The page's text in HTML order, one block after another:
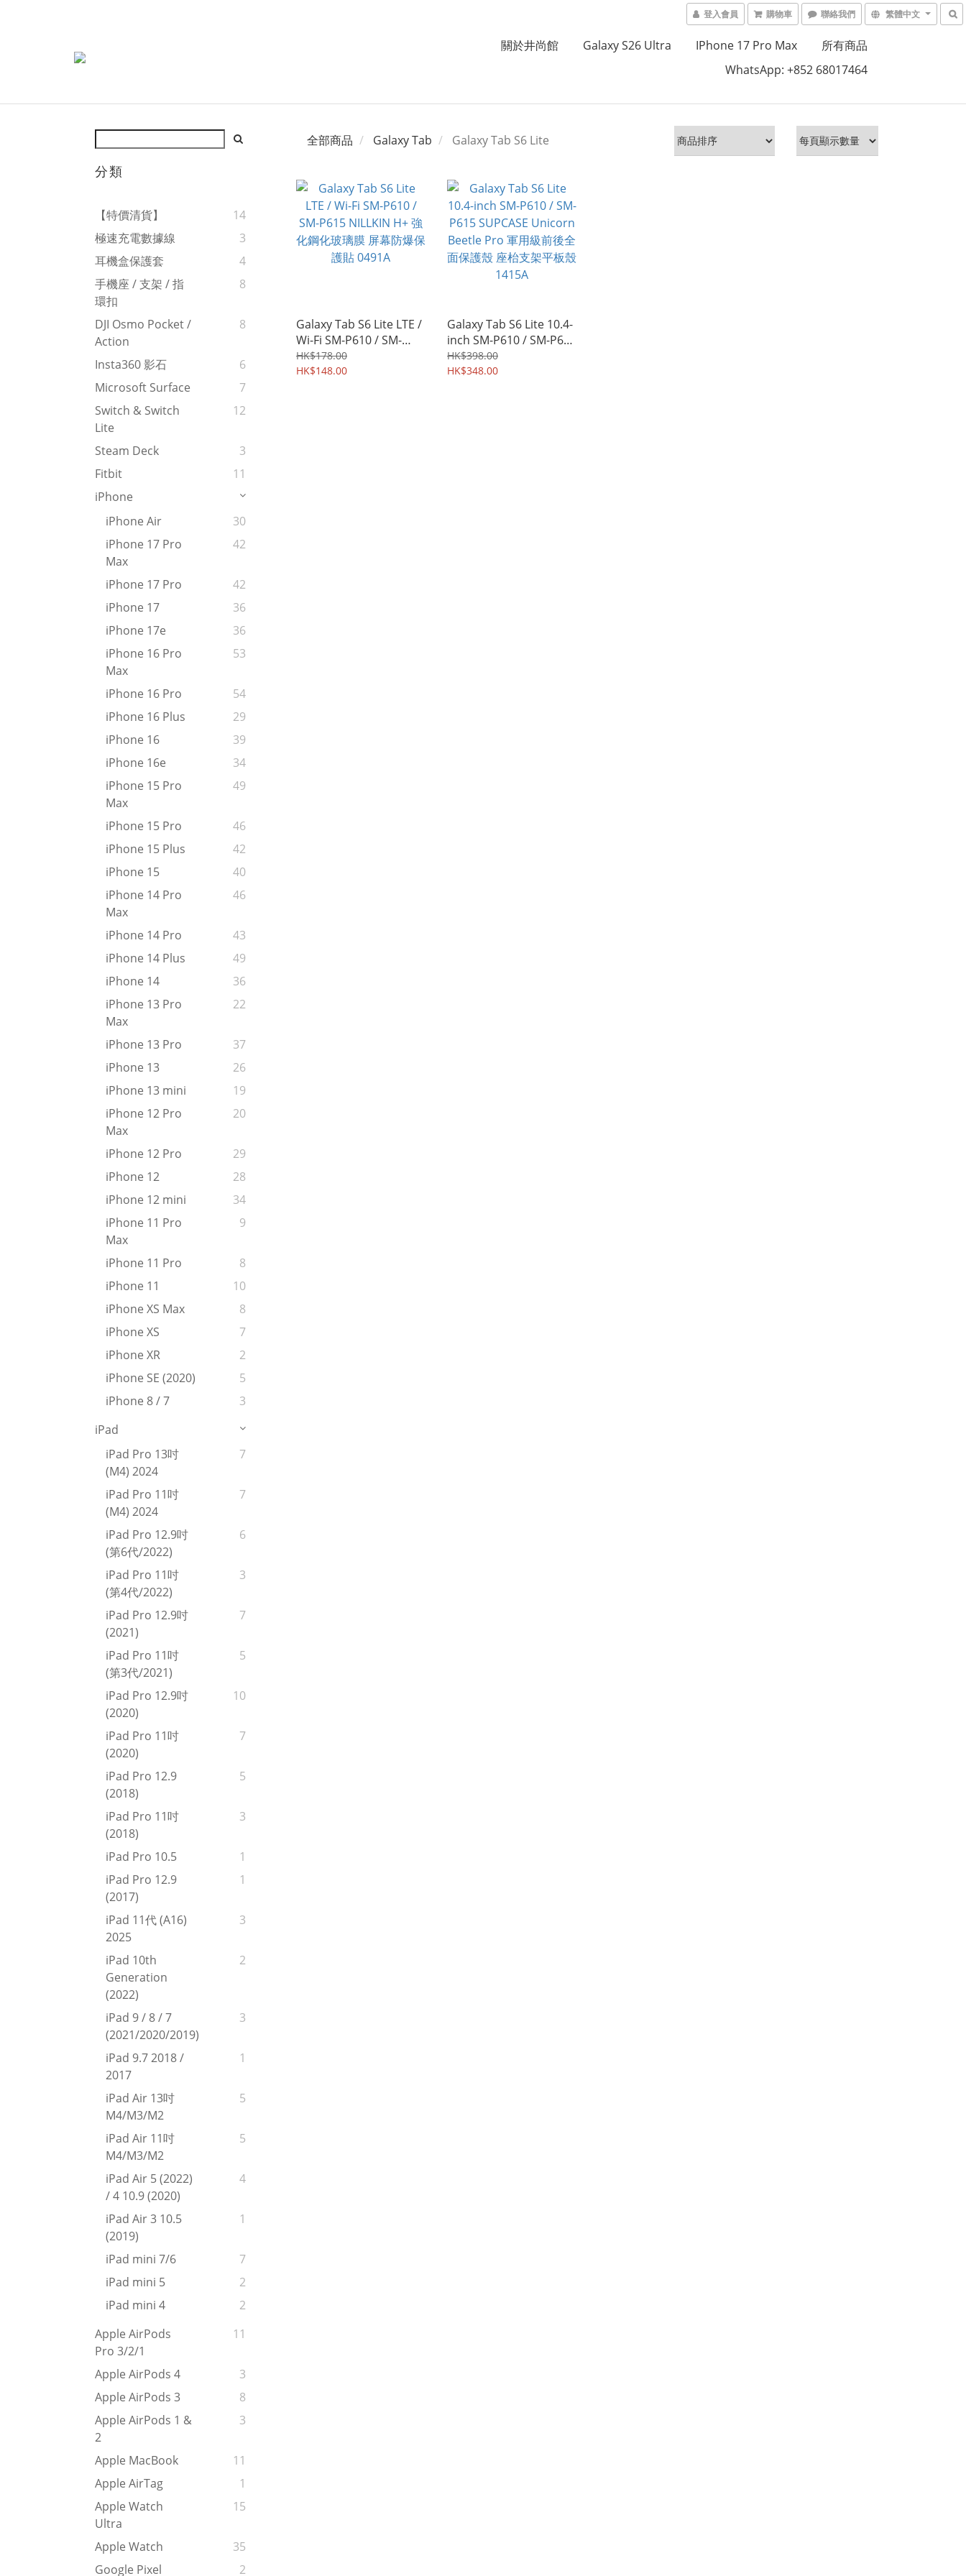
登入會員 購物車 聯絡我們 繁體中文
關於井尚館 Galaxy S26 Ultra IPhone 17 Pro Max
所有商品
WhatsApp: +852 68017464
分類
【特價清貨】
14
極速充電數據線
3
耳機盒保護套
4
手機座 / 支架 / 指
環扣
8
DJI Osmo Pocket /
Action
8
Insta360 影石
6
Microsoft Surface
7
Switch & Switch
Lite
12
Steam Deck
3
Fitbit
11
iPhone
iPhone Air
30
iPhone 17 Pro
Max
42
iPhone 17 Pro
42
iPhone 17
36
iPhone 17e
36
iPhone 16 Pro
Max
53
iPhone 16 Pro
54
iPhone 16 Plus
29
iPhone 16
39
iPhone 16e
34
iPhone 15 Pro
Max
49
iPhone 15 Pro
46
iPhone 15 Plus
42
iPhone 15
40
iPhone 14 Pro
Max
46
iPhone 14 Pro
43
iPhone 14 Plus
49
iPhone 14
36
iPhone 13 Pro
Max
22
iPhone 13 Pro
37
iPhone 13
26
iPhone 13 mini
19
iPhone 12 Pro
Max
20
iPhone 12 Pro
29
iPhone 12
28
iPhone 12 mini
34
iPhone 11 Pro
Max
9
iPhone 11 Pro
8
iPhone 11
10
iPhone XS Max
8
iPhone XS
7
iPhone XR
2
iPhone SE (2020)
5
iPhone 8 / 7
3
iPad
iPad Pro 13吋
(M4) 2024
7
iPad Pro 11吋
(M4) 2024
7
iPad Pro 12.9吋
(第6代/2022)
6
iPad Pro 11吋
(第4代/2022)
3
iPad Pro 12.9吋
(2021)
7
iPad Pro 11吋
(第3代/2021)
5
iPad Pro 12.9吋
(2020)
10
iPad Pro 11吋
(2020)
7
iPad Pro 12.9
(2018)
5
iPad Pro 11吋
(2018)
3
iPad Pro 10.5
1
iPad Pro 12.9
(2017)
1
iPad 11代 (A16)
2025
3
iPad 10th
Generation
(2022)
2
iPad 9 / 8 / 7
(2021/2020/2019)
3
iPad 9.7 2018 /
2017
1
iPad Air 13吋
M4/M3/M2
5
iPad Air 11吋
M4/M3/M2
5
iPad Air 5 (2022)
/ 4 10.9 (2020)
4
iPad Air 3 10.5
(2019)
1
iPad mini 7/6
7
iPad mini 5
2
iPad mini 4
2
Apple AirPods
Pro 3/2/1
11
Apple AirPods 4
3
Apple AirPods 3
8
Apple AirPods 1 &
2
3
Apple MacBook
11
Apple AirTag
1
Apple Watch
Ultra
15
Apple Watch
35
Google Pixel
2
全部商品 Galaxy Tab Galaxy Tab S6 Lite
Galaxy Tab S6 Lite LTE /
Wi-Fi SM-P610 / SM-
P615 NILLKIN H+ 強化鋼
化玻璃膜 屏幕防爆保護貼
HK$178.00
HK$148.00
Galaxy Tab S6 Lite 10.4-
inch SM-P610 / SM-P615
SUPCASE Unicorn
Beetle Pro 軍用級前後全
HK$398.00
HK$348.00